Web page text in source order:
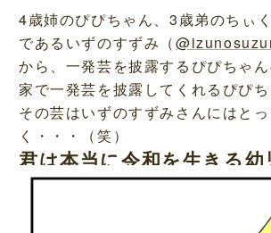
4歳姉のぴぴちゃん、3歳弟のちぃ
であるいずのすずみ（
から、一発芸を披露するぴぴちゃん
家で一発芸を披露してくれるぴぴち
その芸はいずのすずみさんにはと
く・・・（笑）
君は本当に令和を生きる